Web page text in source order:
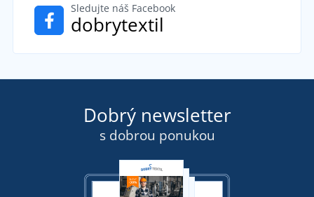
Sledujte náš Facebook
dobrytextil
Dobrý newsletter
s dobrou ponukou